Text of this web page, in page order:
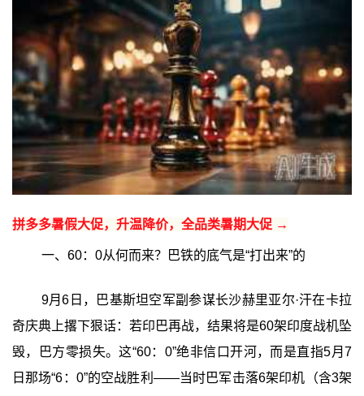
拼多多暑假大促，升温降价，全品类暑期大促 →
一、60：0从何而来？巴铁的底气是“打出来”的
9月6日，巴基斯坦空军副参谋长沙赫里亚尔·汗在卡拉
奇庆典上撂下狠话：若印巴再战，结果将是60架印度战机坠
毁，巴方零损失。这“60：0”绝非信口开河，而是直指5月7
日那场“6：0”的空战胜利——当时巴军击落6架印机（含3架